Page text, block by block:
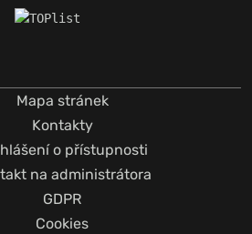
Mapa stránek
Kontakty
o přístupnosti
na administrátora
GDPR
Cookies